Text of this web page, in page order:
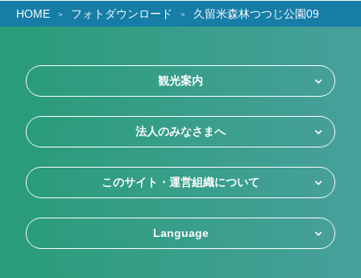
HOME フォトダウンロード 久留米森林つつじ公園09
観光案内
法人のみなさまへ
このサイト・運営組織について
Language